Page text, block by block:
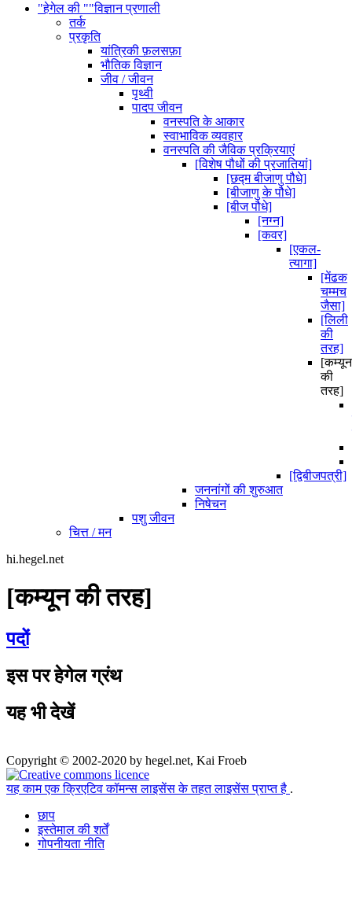
"हेगेल की ""विज्ञान प्रणाली
तर्क
प्रकृति
यांत्रिकी फ़लसफ़ा
भौतिक विज्ञान
जीव / जीवन
पृथ्वी
पादप जीवन
वनस्पति के आकार
स्वाभाविक व्यवहार
वनस्पति की जैविक प्रक्रियाएं
[विशेष पौधों की प्रजातियां]
[छद्म बीजाणु पौधे]
[बीजाणु के पौधे]
[बीज पौधे]
[नग्न]
[कवर]
[एकल-
त्यागा]
[मेंढक
चम्मच
जैसा]
[लिली
की
तरह]
[कम्यून
की
तरह]
[द्विबीजपत्री]
जननांगों की शुरुआत
निषेचन
पशु जीवन
चित्त / मन
hi.hegel.net
[कम्यून की तरह]
पदों
इस पर हेगेल ग्रंथ
यह भी देखें
Copyright © 2002-2020 by hegel.net, Kai Froeb
यह काम एक क्रिएटिव कॉमन्स लाइसेंस के तहत लाइसेंस प्राप्त है .
छाप
इस्तेमाल की शर्तें
गोपनीयता नीति